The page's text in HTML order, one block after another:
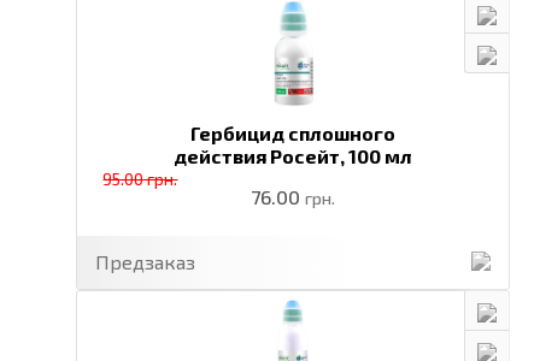
Гербицид сплошного
действия Росейт,100 мл
76.00 грн.
95.00 грн.
Предзаказ